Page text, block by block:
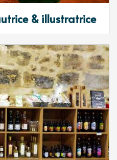
& illustratrice